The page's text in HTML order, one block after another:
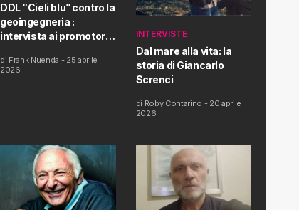
DDL “Cieli blu” contro la
geoingegneria :
intervista ai promotori
Proposta di Legge
di Frank Nuenda - 25 aprile
2026
INTERVISTE
Dal mare alla vita: la
storia di Giancarlo
Screnci
di Roby Contarino - 20 aprile
2026